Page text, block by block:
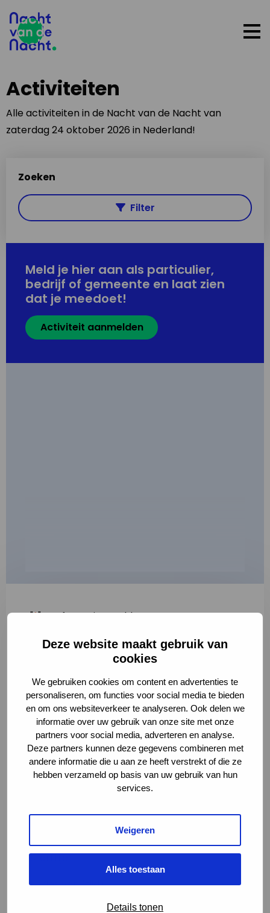
Deze website maakt gebruik van
cookies
We gebruiken cookies om content en advertenties te
personaliseren, om functies voor social media te bieden
en om ons websiteverkeer te analyseren. Ook delen we
informatie over uw gebruik van onze site met onze
partners voor social media, adverteren en analyse.
Deze partners kunnen deze gegevens combineren met
andere informatie die u aan ze heeft verstrekt of die ze
hebben verzameld op basis van uw gebruik van hun
services.
Weigeren
Alles toestaan
Details tonen
Activiteiten
Alle activiteiten in de Nacht van de Nacht van
zaterdag 24 oktober 2026 in Nederland!
Zoeken
Filter
Meld je hier aan als particulier,
bedrijf of gemeente en laat zien
dat je meedoet!
Activiteit aanmelden
"*" geeft vereiste velden aan
2
Volledige omschrijving*
Starttijd*